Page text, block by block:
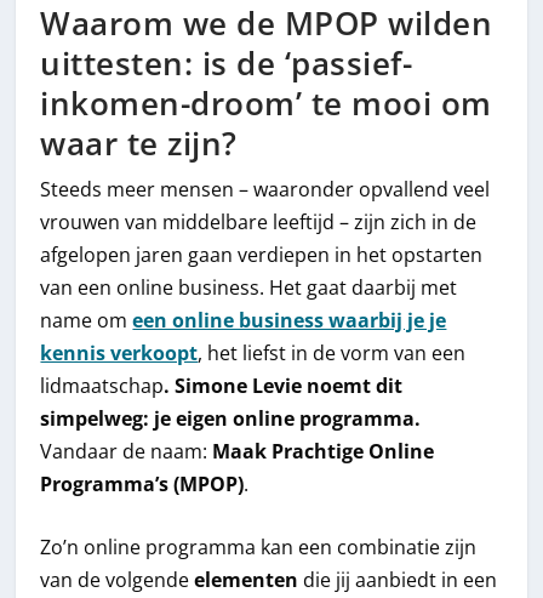
Waarom we de MPOP wilden
uittesten: is de ‘passief-
inkomen-droom’ te mooi om
waar te zijn?
Steeds meer mensen – waaronder opvallend veel
vrouwen van middelbare leeftijd – zijn zich in de
afgelopen jaren gaan verdiepen in het opstarten
van een online business. Het gaat daarbij met
name omeen online business waarbij je je
kennis verkoopt, het liefst in de vorm van een
lidmaatschap. Simone Levie noemt dit
simpelweg: je eigen online programma.
Vandaar de naam: Maak Prachtige Online
Programma’s (MPOP).
Zo’n online programma kan een combinatie zijn
van de volgendeelementen die jij aanbiedt in een